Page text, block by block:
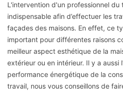
L'intervention d'un professionnel
indispensable afin d’effectuer les
façades des maisons. En effet, ce
important pour différentes raisons
meilleur aspect esthétique de la
extérieur ou en intérieur. Il y a aussi
performance énergétique de la
travail, nous vous conseillons de